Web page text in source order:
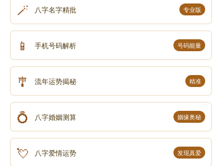
🪄 八字名字精批 专业版
📱 手机号码解析 号码能量
🎐 流年运势揭秘 精准
💍 八字婚姻测算 姻缘奥秘
💘 八字爱情运势 发现真爱